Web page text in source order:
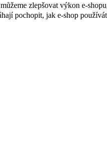
zlepšovat výkon e-
pochopit, jak e-shop